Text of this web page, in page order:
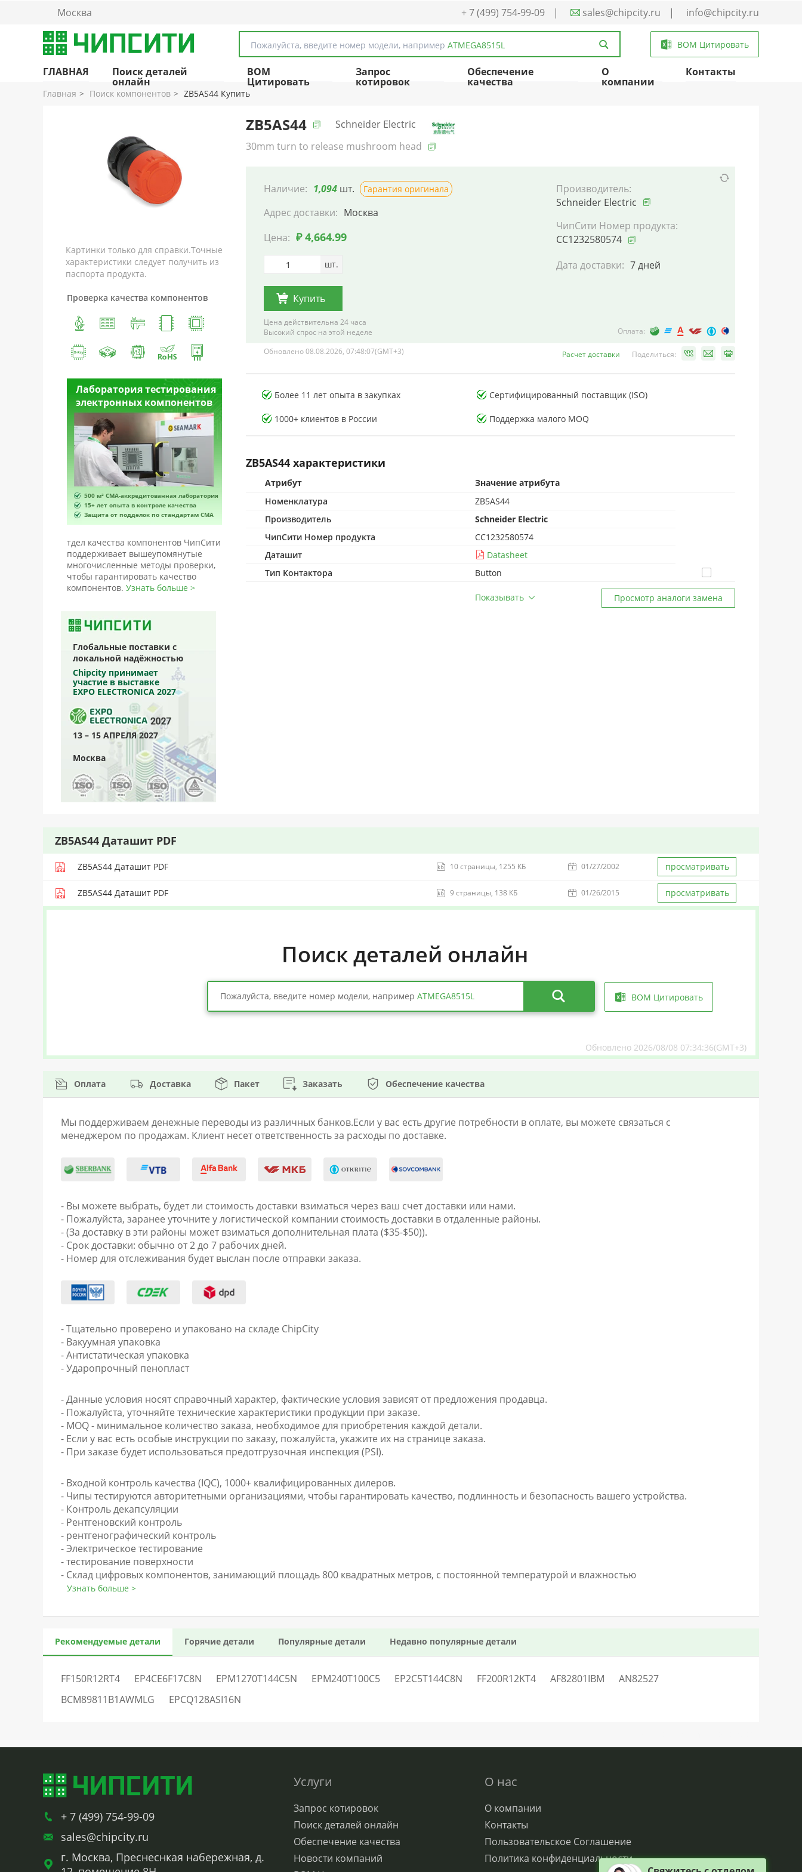
Москва + 7 (499) 754-99-09 | sales@chipcity.ru | info@chipcity.ru
Пожалуйста, введите номер модели, например ATMEGA8515L BOM Цитировать
ГЛАВНАЯ Поиск деталей
онлайн
BOM
Цитировать
Запрос
котировок
Обеспечение
качества
О
компании
Контакты
Главная Поиск компонентов ZB5AS44 Купить
Картинки только для справки.Точные
характеристики следует получить из
паспорта продукта.
Проверка качества компонентов
Лаборатория тестирования
электронных компонентов
500 м² CMA-аккредитованная лаборатория
15+ лет опыта в контроле качества
Защита от подделок по стандартам CMA
Лаборатория тестирования
электронных компонентов
15+ лет опыта в контроле качества
Защита от подделок по стандартам CMA
Лаборатория тестирования
электронных компонентов
15+ лет опыта в контроле качества
Защита от подделок по стандартам CMA
тдел качества компонентов ЧипСити
поддерживает вышеупомянутые
многочисленные методы проверки,
чтобы гарантировать качество
компонентов. Узнать больше >
Глобальные поставки с
локальной надёжностью
Chipcity принимает
участие в выставке
EXPO ELECTRONICA 2027
13 – 15 АПРЕЛЯ 2027
Москва
ZB5AS44
Schneider Electric
30mm turn to release mushroom head
Наличие: 1,094 шт. Гарантия оригинала
Адрес доставки: Москва
Цена: ₽ 4,664.99
шт.
Купить
Цена действительна 24 часа
Высокий спрос на этой неделе
Производитель:
Schneider Electric
ЧипСити Номер продукта:
CC1232580574
Дата доставки: 7 дней
Оплата:
Обновлено 08.08.2026, 07:48:07(GMT+3)
Расчет доставки Поделиться:
Более 11 лет опыта в закупках Сертифицированный поставщик (ISO)
1000+ клиентов в России Поддержка малого MOQ
ZB5AS44 характеристики
Атрибут
Значение атрибута
Номенклатура
ZB5AS44
Производитель
Schneider Electric
ЧипСити Номер продукта
CC1232580574
Даташит
Datasheet
Тип Контактора
Button
Показывать Просмотр аналоги замена
ZB5AS44 Даташит PDF
ZB5AS44 Даташит PDF 10 страницы, 1255 КБ 01/27/2002 просматривать
ZB5AS44 Даташит PDF 9 страницы, 138 КБ 01/26/2015 просматривать
Поиск деталей онлайн
Пожалуйста, введите номер модели, например ATMEGA8515L BOM Цитировать
Обновлено 2026/08/08 07:34:36(GMT+3)
Оплата Доставка Пакет Заказать Обеспечение качества
Мы поддерживаем денежные переводы из различных банков.Если у вас есть другие потребности в оплате, вы можете связаться с
менеджером по продажам. Клиент несет ответственность за расходы по доставке.
- Вы можете выбрать, будет ли стоимость доставки взиматься через ваш счет доставки или нами.
- Пожалуйста, заранее уточните у логистической компании стоимость доставки в отдаленные районы.
- (За доставку в эти районы может взиматься дополнительная плата ($35-$50)).
- Срок доставки: обычно от 2 до 7 рабочих дней.
- Номер для отслеживания будет выслан после отправки заказа.
- Тщательно проверено и упаковано на складе ChipCity
- Вакуумная упаковка
- Антистатическая упаковка
- Ударопрочный пенопласт
- Данные условия носят справочный характер, фактические условия зависят от предложения продавца.
- Пожалуйста, уточняйте технические характеристики продукции при заказе.
- MOQ - минимальное количество заказа, необходимое для приобретения каждой детали.
- Если у вас есть особые инструкции по заказу, пожалуйста, укажите их на странице заказа.
- При заказе будет использоваться предотгрузочная инспекция (PSI).
- Входной контроль качества (IQC), 1000+ квалифицированных дилеров.
- Чипы тестируются авторитетными организациями, чтобы гарантировать качество, подлинность и безопасность вашего устройства.
- Контроль декапсуляции
- Рентгеновский контроль
- рентгенографический контроль
- Электрическое тестирование
- тестирование поверхности
- Склад цифровых компонентов, занимающий площадь 800 квадратных метров, с постоянной температурой и влажностью
Узнать больше >
Рекомендуемые детали Горячие детали Популярные детали Недавно популярные детали
FF150R12RT4 EP4CE6F17C8N EPM1270T144C5N EPM240T100C5 EP2C5T144C8N FF200R12KT4 AF82801IBM
AN82527
BCM89811B1AWMLG
EPCQ128ASI16N
+ 7 (499) 754-99-09
sales@chipcity.ru
г. Москва, Преснеснкая набережная, д.
Услуги
Запрос котировок
Поиск деталей онлайн
Обеспечение качества
Новости компаний
О нас
О компании
Контакты
Пользовательское Соглашение
Политика конфиденциальности